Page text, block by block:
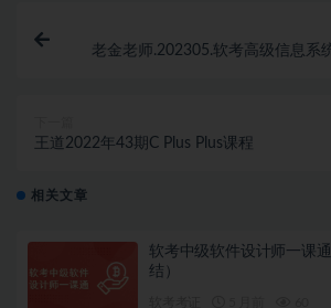
老金老师.202305.软考高级信息系
王道2022年43期C Plus Plus课程
相关文章
软考中级软件设计师一课
结）